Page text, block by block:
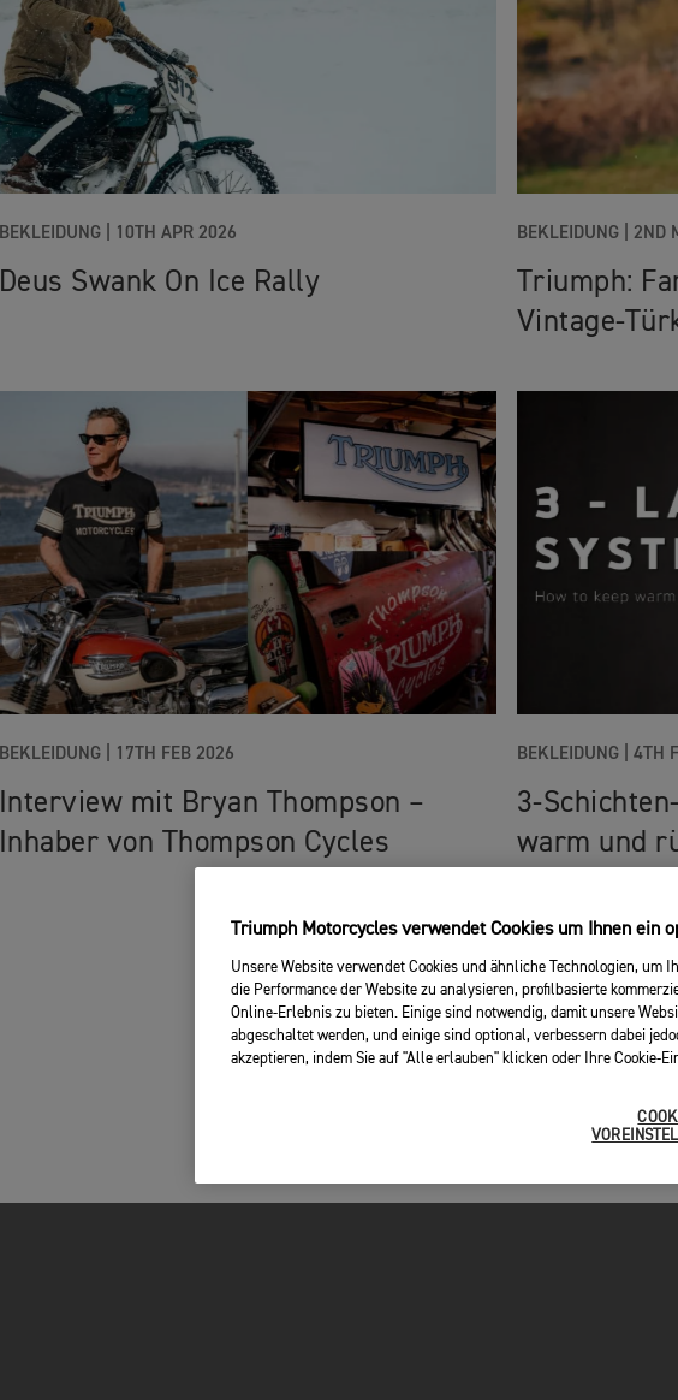
BEKLEIDUNG| 10TH APR 2026
Deus Swank On Ice Rally
BEKLEIDUNG| 2ND
Triumph:
Vintage-
BEKLEIDUNG| 17TH FEB 2026
Interview mit Bryan Thompson –
Inhaber von Thompson Cycles
BEKLEIDUNG| 4TH
3-
warm und
Triumph Motorcycles verwendet Cookies um Ihnen ein
Unsere Website verwendet Cookies und ähnliche Technologien, um
die Performance der Website zu analysieren, profilbasierte
Online-Erlebnis zu bieten. Einige sind notwendig, damit unsere
abgeschaltet werden, und einige sind optional, verbessern dabei
akzeptieren, indem Sie auf "Alle erlauben" klicken oder Ihre Cookie-